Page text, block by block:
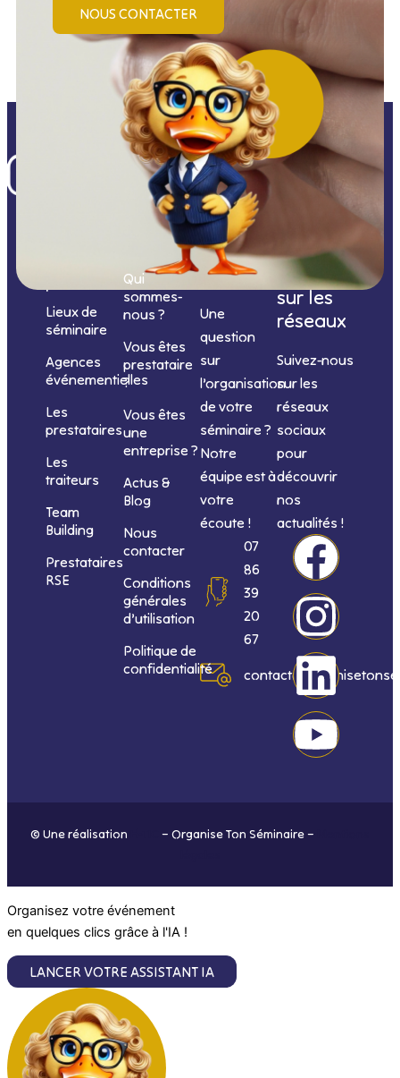
NOUS CONTACTER
prestations
Lieux de
séminaire
Agences
événementielles
Les
prestataires
Les
traiteurs
Team
Building
Prestataires
RSE
Informations
Qui
sommes-
nous ?
Vous êtes
prestataire
?
Vous êtes
une
entreprise ?
Actus &
Blog
Nous
contacter
Conditions
générales
d’utilisation
Politique de
confidentialité
Nous
contacter
Une
question
sur
l’organisation
de votre
séminaire ?
Notre
équipe est à
votre
écoute !
07
86
39
20
67
Nous
suivre
sur les
réseaux
Suivez-nous
sur les
réseaux
sociaux
pour
découvrir
nos
actualités !
F
a
c
e
b
I
n
s
t
a
L
i
n
k
e
Y
o
u
t
u
© Une réalisation – Organise Ton Séminaire –
Organisez votre événement
en quelques clics grâce à l'IA !
LANCER VOTRE ASSISTANT IA